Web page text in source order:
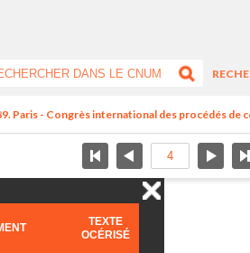
Paris - Congrès international des procédés de
TEXTE
OCÉRISÉ